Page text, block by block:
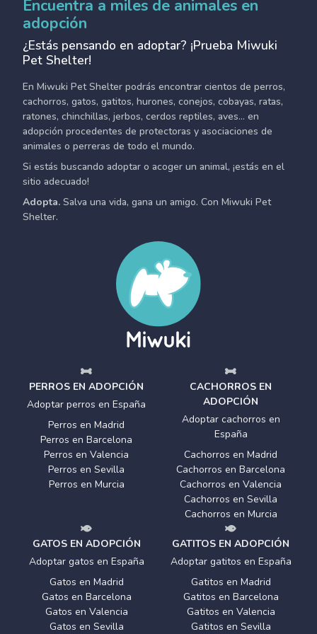
Encuentra a miles de animales en
adopción
¿Estás pensando en adoptar? ¡Prueba Miwuki
Pet Shelter!
En Miwuki Pet Shelter podrás encontrar cientos de perros,
cachorros, gatos, gatitos, hurones, conejos, cobayas, ratas,
ratones, chinchillas, jerbos, cerdos reptiles, aves... en
adopción procedentes de protectoras y asociaciones de
animales o perreras de todo el mundo.
Si estás buscando adoptar o acoger un animal, ¡estás en el
sitio adecuado!
Adopta. Salva una vida, gana un amigo. Con Miwuki Pet
Shelter.
PERROS EN ADOPCIÓN
Adoptar perros en España
Perros en Madrid
Perros en Barcelona
Perros en Valencia
Perros en Sevilla
Perros en Murcia
CACHORROS EN
ADOPCIÓN
Adoptar cachorros en
España
Cachorros en Madrid
Cachorros en Barcelona
Cachorros en Valencia
Cachorros en Sevilla
Cachorros en Murcia
GATOS EN ADOPCIÓN
Adoptar gatos en España
Gatos en Madrid
Gatos en Barcelona
Gatos en Valencia
Gatos en Sevilla
GATITOS EN ADOPCIÓN
Adoptar gatitos en España
Gatitos en Madrid
Gatitos en Barcelona
Gatitos en Valencia
Gatitos en Sevilla